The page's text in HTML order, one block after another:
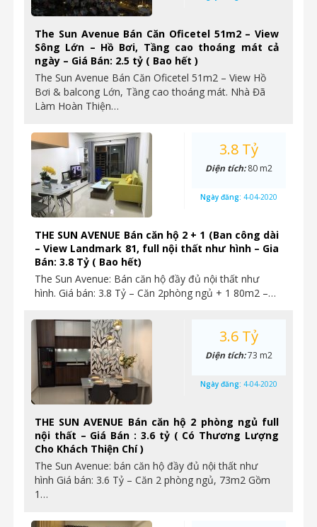
The Sun Avenue Bán Căn Oficetel 51m2 – View
Sông Lớn – Hồ Bơi, Tầng cao thoáng mát cả
ngày – Giá Bán: 2.5 tỷ ( Bao hết )
The Sun Avenue Bán Căn Oficetel 51m2 – View Hồ
Bơi & balcong Lớn, Tầng cao thoáng mát. Nhà Đã
Làm Hoàn Thiện…
THE SUN AVENUE Bán căn hộ 2 + 1 (Ban công dài
– View Landmark 81, full nội thất như hình – Gia
Bán: 3.8 Tỷ ( Bao hết)
The Sun Avenue: Bán căn hộ đầy đủ nội thất như
hình. Giá bán: 3.8 Tỷ – Căn 2phòng ngủ + 1 80m2 –…
3.8 Tỷ
Diện tích:80 m2
Ngày đăng: 4-04-2020
THE SUN AVENUE Bán căn hộ 2 phòng ngủ full
nội thất – Giá Bán : 3.6 tỷ ( Có Thương Lượng
Cho Khách Thiện Chí )
The Sun Avenue: bán căn hộ đầy đủ nội thất như
hình Giá bán: 3.6 Tỷ – Căn 2 phòng ngủ, 73m2 Gồm
1…
3.6 Tỷ
Diện tích:73 m2
Ngày đăng: 4-04-2020